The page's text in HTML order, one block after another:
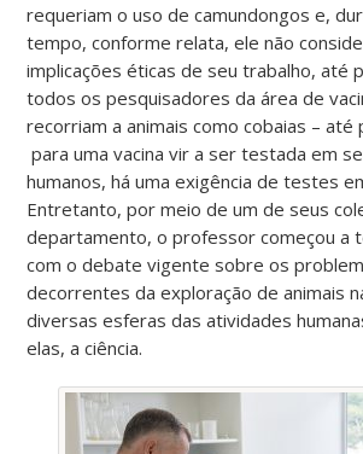
requeriam o uso de camundongos e,
tempo, conforme relata, ele não
implicações éticas de seu trabalho, até
todos os pesquisadores da área de
recorriam a animais como cobaias – até
para uma vacina vir a ser testada em
humanos, há uma exigência de testes
Entretanto, por meio de um de seus
departamento, o professor começou a
com o debate vigente sobre os
decorrentes da exploração de animais
diversas esferas das atividades
elas, a ciência.